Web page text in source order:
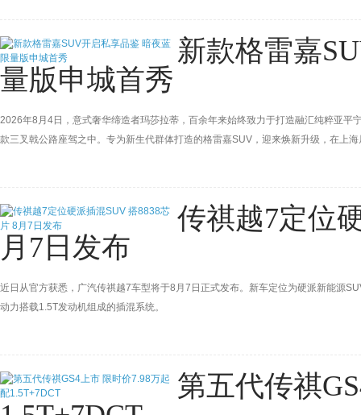
新款格雷嘉
量版申城首秀
2026年8月4日，意式奢华缔造者玛莎拉蒂，百余年来始终致力于打造融汇纯粹亚
款三叉戟公路座驾之中。专为新生代群体打造的格雷嘉SUV，迎来焕新升级，在上
传祺越7定位
月7日发布
近日从官方获悉，广汽传祺越7车型将于8月7日正式发布。新车定位为硬派新能源
动力搭载1.5T发动机组成的插混系统。
第五代传祺